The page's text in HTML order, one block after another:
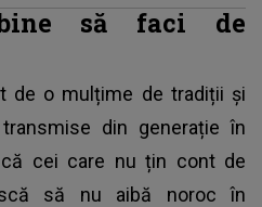
să faci de
de o mulțime de tradiții și
din generație în
cei care nu țin cont de
să nu aibă noroc în